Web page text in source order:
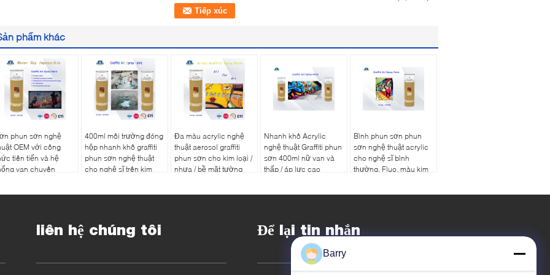
phẩm khác
phun sơn nghệ
OEM với công
tiên tiến và hệ
van chuyên
400ml môi trường đóng
hộp nhanh khô graffiti
phun sơn nghệ thuật
cho nghệ sĩ trên kim
Đa màu acrylic nghệ
thuật aerosol graffiti
phun sơn cho kim loại /
nhựa / bề mặt tường
Nhanh khô Acrylic
nghệ thuật Graffiti phun
sơn 400ml nữ van và
thấp / áp lực cao
Bình phun sơn phun
sơn nghệ thuật acrylic
cho nghệ sĩ bình
thường, Fluo, màu kim
liên hệ chúng tôi Để lại tin nhắn
Barry